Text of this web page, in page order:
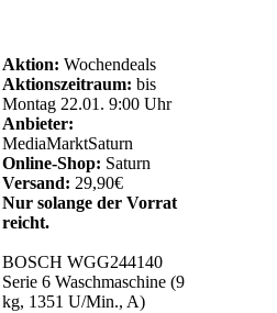
Aktion: Wochendeals
Aktionszeitraum: bis
Montag 22.01. 9:00 Uhr
Anbieter:
MediaMarktSaturn
Online-Shop: Saturn
Versand: 29,90€
Nur solange der Vorrat
reicht.
BOSCH WGG244140
Serie 6 Waschmaschine (9
kg, 1351 U/Min., A)